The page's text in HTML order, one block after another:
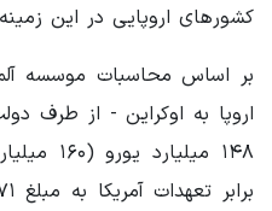
کشورهای اروپایی در این
بر اساس محاسبات موسسه
اروپا به اوکراین - از طرف
۱۴۸